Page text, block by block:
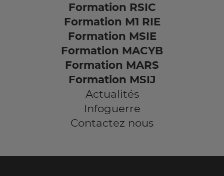
Formation RSIC
Formation M1 RIE
Formation MSIE
Formation MACYB
Formation MARS
Formation MSIJ
Actualités
Infoguerre
Contactez nous